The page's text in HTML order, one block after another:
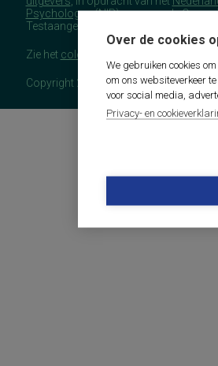
Over de cookies
We gebruiken cookies
om ons websiteverkeer
voor social media,
Privacy- en
Psychologen(NIP), namens de
Testaangelegenheden Nederland
Zie het colofon
Copyright 2026 - COTAN Documentatie